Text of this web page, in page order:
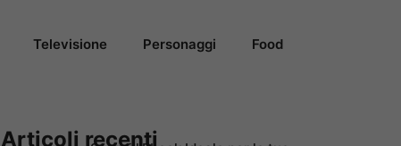
Televisione Personaggi Food
Articoli recenti